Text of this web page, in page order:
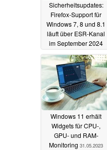
Sicherheitsupdates:
Firefox-Support für
Windows 7, 8 und 8.1
läuft über ESR-Kanal
im September 2024
aus17.07.2023
Windows 11 erhält
Widgets für CPU-,
GPU- und RAM-
Monitoring 31.05.2023